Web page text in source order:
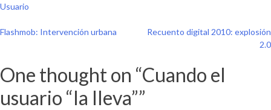
Usuario
Navegación
entradas
Flashmob: Intervención urbana
Recuento digital 2010: explosión
2.0
One thought on “Cuando el
usuario “la lleva””